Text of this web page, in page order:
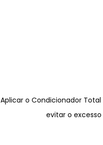
Aplicar o Condicionador
evitar o